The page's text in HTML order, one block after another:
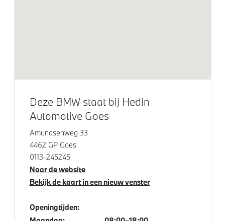
Lichtmetalen velgen 17"
Adaptieve LED koplampen
Trekhaak met elektrisch wegklapbare kogel
Elektrische voorzieningen
Rondomzicht camera
Deze BMW staat bij Hedin
Automotive Goes
Amundsenweg 33
4462 GP Goes
0113-245245
Naar de website
Bekijk de kaart in een nieuw venster
Openingtijden: